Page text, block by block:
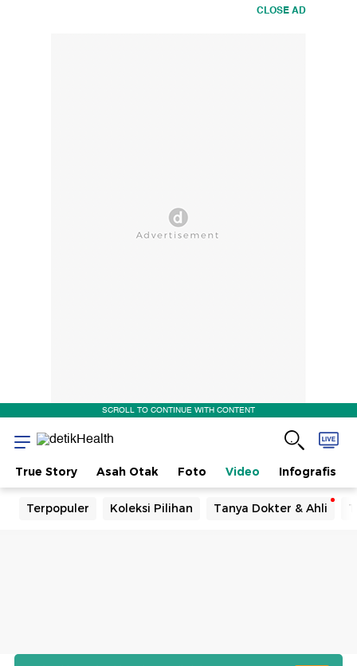
CLOSE AD
SCROLL TO CONTINUE WITH CONTENT
True Story Asah Otak Foto Video Infografis
Terpopuler Koleksi Pilihan Tanya Dokter & Ahli